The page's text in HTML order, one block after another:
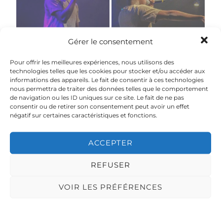
Gérer le consentement
Pour offrir les meilleures expériences, nous utilisons des
technologies telles que les cookies pour stocker et/ou accéder aux
informations des appareils. Le fait de consentir à ces technologies
nous permettra de traiter des données telles que le comportement
de navigation ou les ID uniques sur ce site. Le fait de ne pas
consentir ou de retirer son consentement peut avoir un effet
négatif sur certaines caractéristiques et fonctions.
ACCEPTER
REFUSER
VOIR LES PRÉFÉRENCES
« ‹ of3 › »